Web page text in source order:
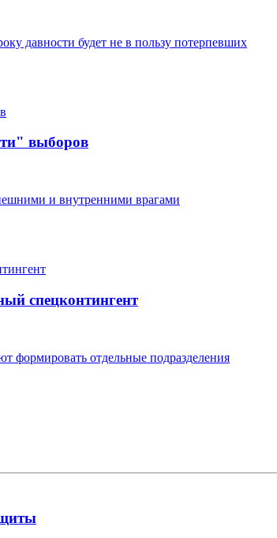
давности будет не в пользу потерпевших
выборов
и внутренними врагами
спецконтингент
формировать отдельные подразделения